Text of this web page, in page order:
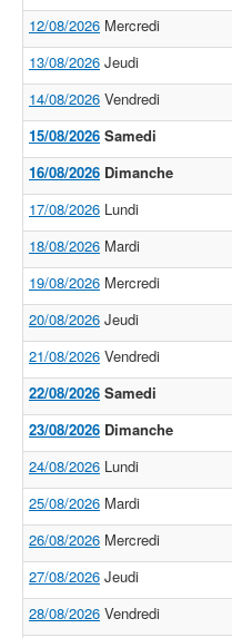
12/08/2026 Mercredi
13/08/2026 Jeudi
14/08/2026 Vendredi
15/08/2026 Samedi
16/08/2026 Dimanche
17/08/2026 Lundi
18/08/2026 Mardi
19/08/2026 Mercredi
20/08/2026 Jeudi
21/08/2026 Vendredi
22/08/2026 Samedi
23/08/2026 Dimanche
24/08/2026 Lundi
25/08/2026 Mardi
26/08/2026 Mercredi
27/08/2026 Jeudi
28/08/2026 Vendredi